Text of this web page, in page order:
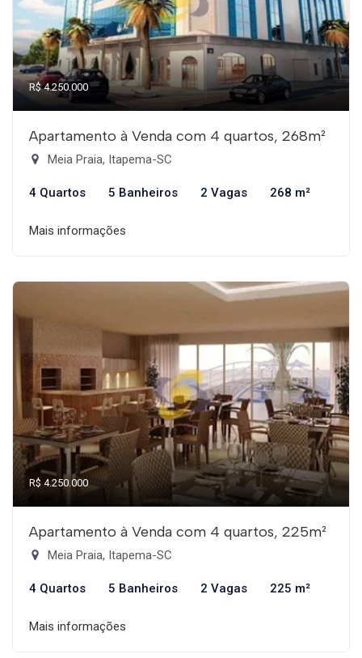
R$ 4.250.000
Apartamento à Venda com 4 quartos, 268m²
Meia Praia, Itapema-SC
4 Quartos 5 Banheiros 2 Vagas 268 m²
Mais informações
R$ 4.250.000
Apartamento à Venda com 4 quartos, 225m²
Meia Praia, Itapema-SC
4 Quartos 5 Banheiros 2 Vagas 225 m²
Mais informações